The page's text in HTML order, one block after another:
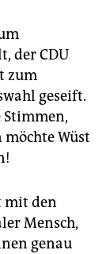
der CDU
zum
geseift.
Stimmen,
Wüst
mit den
Mensch,
genau